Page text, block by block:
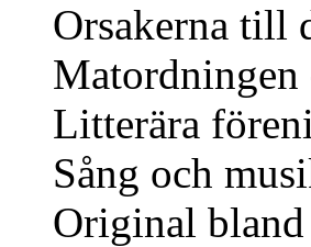
Orsakerna till
Matordningen
Litterära
Sång och
Original bland